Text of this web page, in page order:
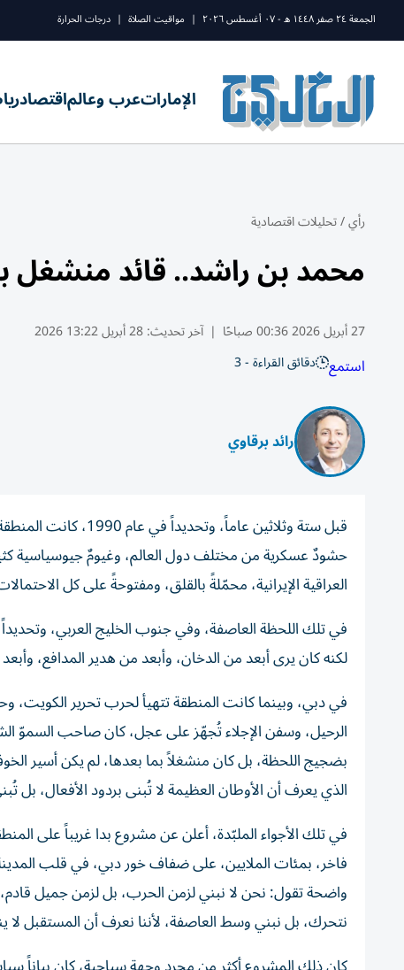
الجمعة ٢٤ صفر ١٤٤٨ ه - ٠٧ أغسطس ٢٠٢٦ | مواقيت الصلاة | درجات الحرارة
الإماراتعرب وعالماقتصاد
رأي/تحليلات اقتصادية
محمد بن راشد.. قائد منشغل
27 أبريل 2026 00:36 صباحًا | آخر تحديث:28 أبريل 13:22 2026
استمع دقائق القراءة - 3
رائد برقاوي
قبل ستة وثلاثين
حشودٌ عسكرية من مختلف دول العالم، وغيومٌ جيوسياسية
العراقية الإيرانية، محمّلةً بالقلق، ومفتوحةً على كل
في تلك اللحظة العاصفة، وفي جنوب الخليج العربي، وتحديداً
لكنه كان يرى أبعد من الدخان، وأبعد من هدير المدافع،
في دبي، وبينما كانت المنطقة تتهيأ لحرب تحرير الكويت،
الرحيل، وسفن الإجلاء تُجهّز على عجل، كان صاحب السموّ
بضجيج اللحظة، بل كان منشغلاً بما بعدها، لم يكن أسير
الذي يعرف أن الأوطان العظيمة لا تُبنى بردود الأفعال، بل
في تلك الأجواء الملبّدة، أعلن عن مشروع بدا غريباً على
فاخر، بمئات الملايين، على ضفاف خور دبي، في قلب
واضحة تقول: نحن لا نبني لزمن الحرب، بل لزمن جميل
نتحرك، بل نبني وسط العاصفة، لأننا نعرف أن المستقبل لا